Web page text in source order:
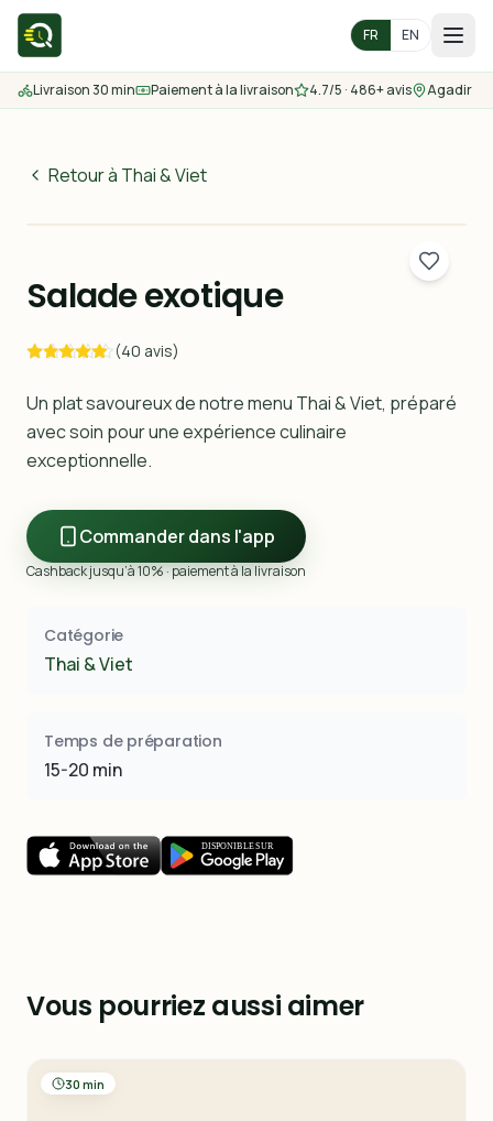
FR EN
Accueil
Menu
Nous contacter
Livraison 30 min Paiement à la livraison 4.7/5 · 486+ avis Agadir
Retour à Thai & Viet
55MAD
Salade exotique
(40 avis)
Un plat savoureux de notre menu Thai & Viet, préparé
avec soin pour une expérience culinaire
exceptionnelle.
Commander dans l'app
Cashback jusqu’à 10% · paiement à la livraison
Catégorie
Thai & Viet
Temps de préparation
15-20 min
Vous pourriez aussi aimer
30 min